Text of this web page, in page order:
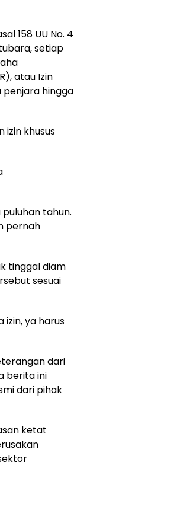
158 UU No. 4
setiap
atau Izin
penjara hingga
izin khusus
tahun.
pernah
tinggal diam
sesuai
izin, ya harus
dari
berita ini
dari pihak
ketat